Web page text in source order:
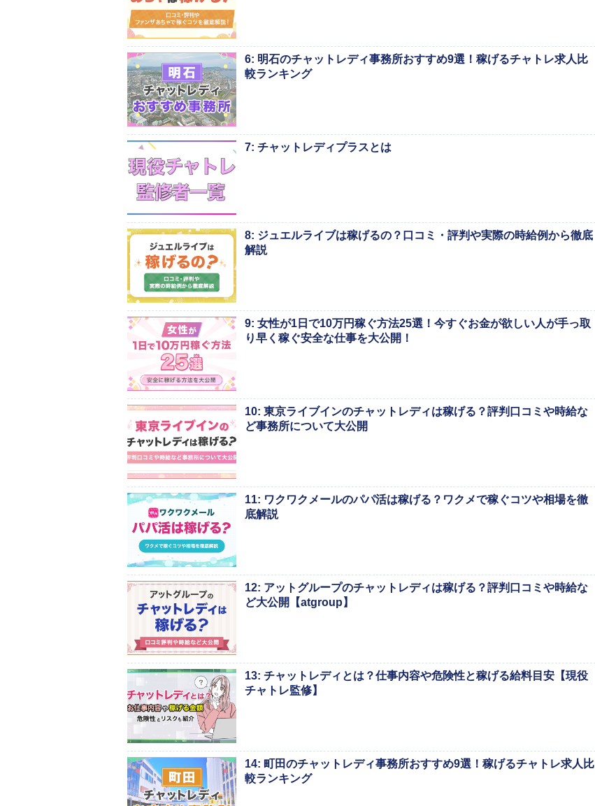
6: 明石のチャットレディ事務所おすすめ9選！稼げるチャトレ求人比
較ランキング
7: チャットレディプラスとは
8: ジュエルライブは稼げるの？口コミ・評判や実際の時給例から徹底
解説
9: 女性が1日で10万円稼ぐ方法25選！今すぐお金が欲しい人が手っ取
り早く稼ぐ安全な仕事を大公開！
10: 東京ライブインのチャットレディは稼げる？評判口コミや時給な
ど事務所について大公開
11: ワクワクメールのパパ活は稼げる？ワクメで稼ぐコツや相場を徹
底解説
12: アットグループのチャットレディは稼げる？評判口コミや時給な
ど大公開【atgroup】
13: チャットレディとは？仕事内容や危険性と稼げる給料目安【現役
チャトレ監修】
14: 町田のチャットレディ事務所おすすめ9選！稼げるチャトレ求人比
較ランキング